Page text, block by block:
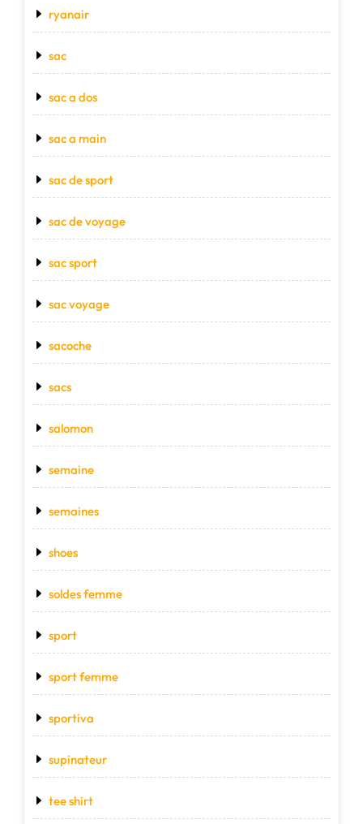
ryanair
sac
sac a dos
sac a main
sac de sport
sac de voyage
sac sport
sac voyage
sacoche
sacs
salomon
semaine
semaines
shoes
soldes femme
sport
sport femme
sportiva
supinateur
tee shirt